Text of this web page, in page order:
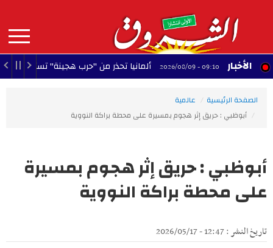
contenu
principal
MAIN
NAVIGATION الأخبار
09:10 - 2026/08/09 ألمانيا تحذر من "حرب هجينة" تستهدف استقرار البلاد
الصفحة الرئيسية
عالمية
أبوظبي : حريق إثر هجوم بمسيرة على محطة براكة النووية
أبوظبي : حريق إثر هجوم بمسيرة
على محطة براكة النووية
تاريخ النشر : 12:47 - 2026/05/17